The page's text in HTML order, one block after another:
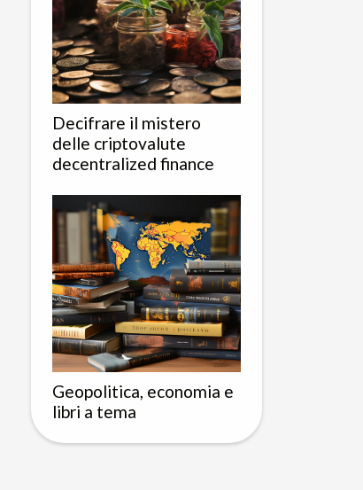
Decifrare il mistero
delle criptovalute
decentralized finance
Geopolitica, economia e
libri a tema